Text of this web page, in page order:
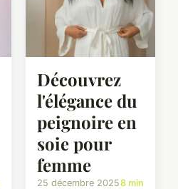
Découvrez
l'élégance du
peignoire en
soie pour
femme
25 décembre 20258 min